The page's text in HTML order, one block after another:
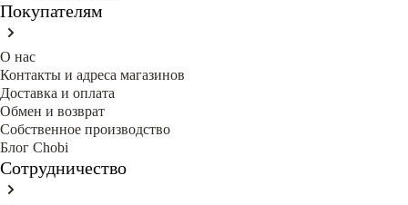
Покупателям
О нас
Контакты и адреса магазинов
Доставка и оплата
Обмен и возврат
Собственное производство
Блог Сhobi
Сотрудничество